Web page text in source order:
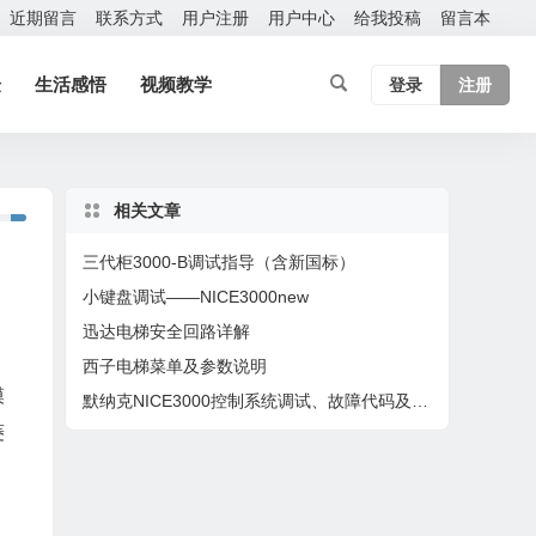
近期留言 联系方式 用户注册 用户中心 给我投稿 留言本
生活感悟 视频教学 登录 注册
相关文章
三代柜3000-B调试指导（含新国标）
小键盘调试——NICE3000new
迅达电梯安全回路详解
西子电梯菜单及参数说明